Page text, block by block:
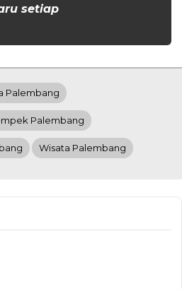
setiap
Palembang
Palembang
Wisata Palembang